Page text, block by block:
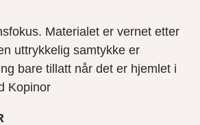
Materialet er vernet etter
uttrykkelig samtykke er
bare tillatt når det er hjemlet i
Kopinor